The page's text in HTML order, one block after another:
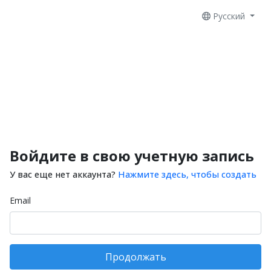
Русский
Войдите в свою учетную запись
У вас еще нет аккаунта? Нажмите здесь, чтобы создать
Email
Продолжать